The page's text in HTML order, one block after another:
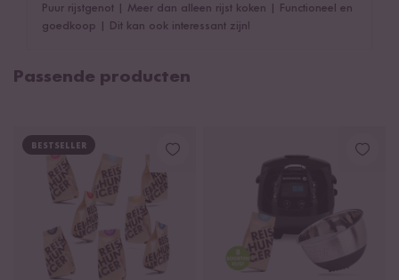
Puur rijstgenot | Meer dan alleen rijst koken | Functioneel en
goedkoop | Dit kan ook interessant zijn!
Passende producten
BESTSELLER